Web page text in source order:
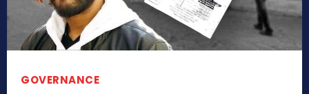
GOVERNANCE